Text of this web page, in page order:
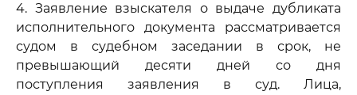
4. Заявление взыскателя о выдаче дубликата
исполнительного документа рассматривается
судом в судебном заседании в срок, не
превышающий десяти дней со дня
поступления заявления в суд. Лица,